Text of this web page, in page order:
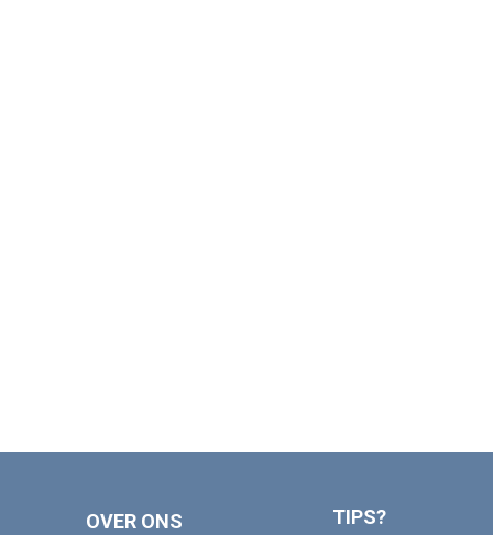
OVER ONS TIPS?